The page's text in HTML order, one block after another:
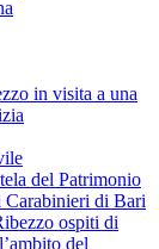
in visita a una
del Patrimonio
Carabinieri di Bari
ospiti di
del